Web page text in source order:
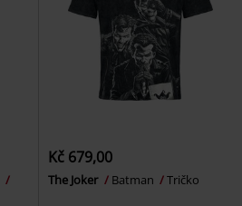
Kč 679,00
The Joker Batman Tričko